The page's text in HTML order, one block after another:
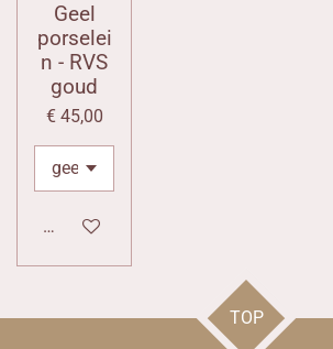
Geel
porselei
n - RVS
goud
€ 45,00
In winkelwagen
TOP